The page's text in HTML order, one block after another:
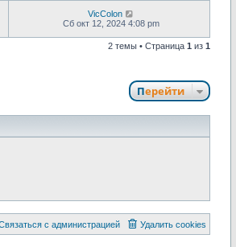
VicColon
Сб окт 12, 2024 4:08 pm
2 темы • Страница 1 из 1
Перейти
Удалить cookies
вязаться с администрацией